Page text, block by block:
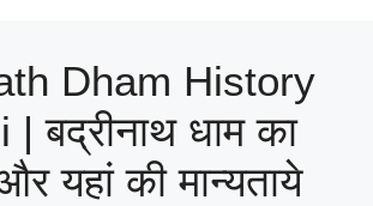
Dham History
बद्रीनाथ धाम का
यहां की मान्यताये